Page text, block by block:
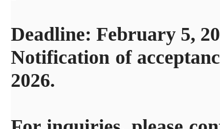
Deadline: February 5,
Notification of
2026.